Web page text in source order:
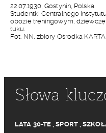
22.07.1930, Gostynin, Polska.
Studentki Centralnego
obozie treningowym,
łuku.
Fot. NN, zbiory Ośrodka
Słowa
LATA 30-TE ,SPORT,